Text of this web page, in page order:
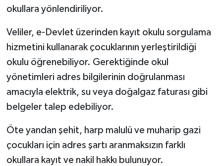
okullara yönlendiriliyor.
Veliler, e-Devlet üzerinden kayıt okulu sorgulama
hizmetini kullanarak çocuklarının yerleştirildiği
okulu öğrenebiliyor. Gerektiğinde okul
yönetimleri adres bilgilerinin doğrulanması
amacıyla elektrik, su veya doğalgaz faturası gibi
belgeler talep edebiliyor.
Öte yandan şehit, harp malulü ve muharip gazi
çocukları için adres şartı aranmaksızın farklı
okullara kayıt ve nakil hakkı bulunuyor.